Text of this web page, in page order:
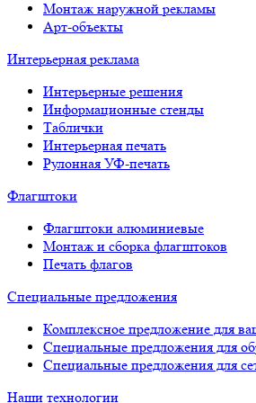
Монтаж наружной рекламы
Арт-объекты
Интерьерная реклама
Интерьерные решения
Информационные стенды
Таблички
Интерьерная печать
Рулонная УФ-печать
Флагштоки
Флагштоки алюминиевые
Монтаж и сборка флагштоков
Печать флагов
Специальные предложения
Комплексное предложение для
Специальные предложения для
Специальные предложения для
Наши технологии